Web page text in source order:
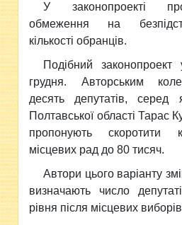
У законопроекті
обмеження на
кількості обранців.
Подібний
грудня. Авторським
десять депутатів, серед
Полтавської області Тарас
пропонують скоротити
місцевих рад до 80 тисяч.
Автори цього варіанту
визначають число
рівня після місцевих